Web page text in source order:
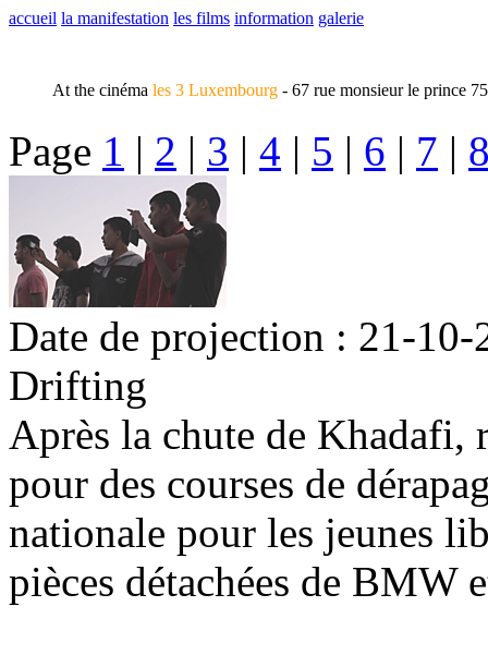
accueil la manifestation les films information galerie
At the cinéma les 3 Luxembourg - 67 rue monsieur le prince
Page 1 | 2 | 3 | 4 | 5 | 6 | 7 |
Date de projection : 21-
Drifting
Après la chute de Khadafi,
pour des courses de
nationale pour les jeunes
pièces détachées de BMW